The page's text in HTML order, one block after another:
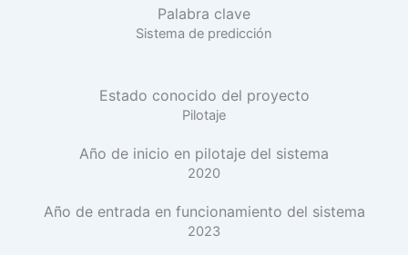
Palabra clave
Sistema de predicción
Estado conocido del proyecto
Pilotaje
Año de inicio en pilotaje del sistema
2020
Año de entrada en funcionamiento del sistema
2023